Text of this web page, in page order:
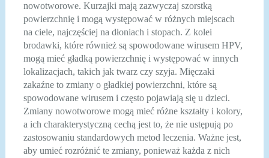
nowotworowe. Kurzajki mają zazwyczaj szorstką
powierzchnię i mogą występować w różnych miejscach
na ciele, najczęściej na dłoniach i stopach. Z kolei
brodawki, które również są spowodowane wirusem HPV,
mogą mieć gładką powierzchnię i występować w innych
lokalizacjach, takich jak twarz czy szyja. Mięczaki
zakaźne to zmiany o gładkiej powierzchni, które są
spowodowane wirusem i często pojawiają się u dzieci.
Zmiany nowotworowe mogą mieć różne kształty i kolory,
a ich charakterystyczną cechą jest to, że nie ustępują po
zastosowaniu standardowych metod leczenia. Ważne jest,
aby umieć rozróżnić te zmiany, ponieważ każda z nich